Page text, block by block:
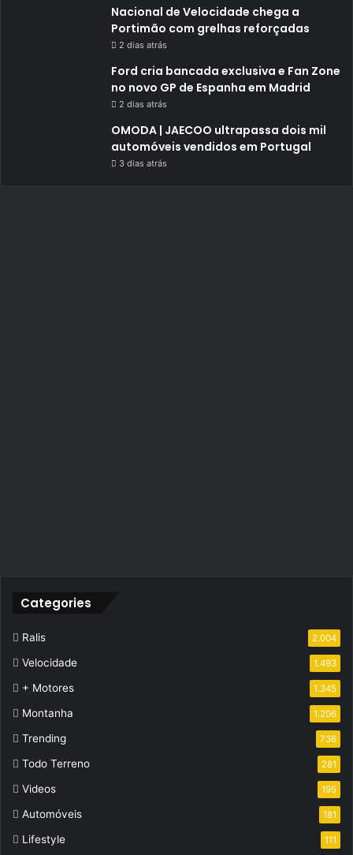
Nacional de Velocidade chega a
Portimão com grelhas reforçadas
2 dias atrás
Ford cria bancada exclusiva e Fan Zone
no novo GP de Espanha em Madrid
2 dias atrás
OMODA | JAECOO ultrapassa dois mil
automóveis vendidos em Portugal
3 dias atrás
Categories
Ralis 2.004
Velocidade 1.493
+ Motores 1.345
Montanha 1.206
Trending 736
Todo Terreno 281
Videos 195
Automóveis 181
Lifestyle 111